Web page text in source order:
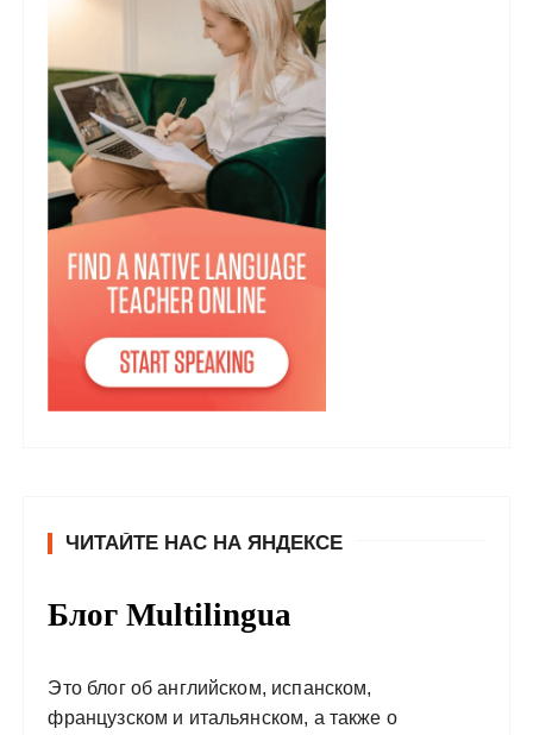
ЧИТАЙТЕ НАС НА ЯНДЕКСЕ
Блог Multilingua
Это блог об английском, испанском,
французском и итальянском, а также о